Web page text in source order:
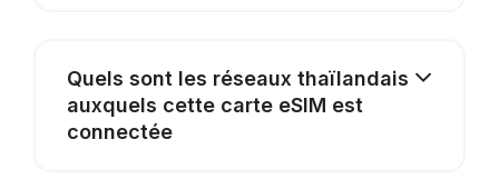
Quels sont les réseaux thaïlandais
auxquels cette carte eSIM est
connectée